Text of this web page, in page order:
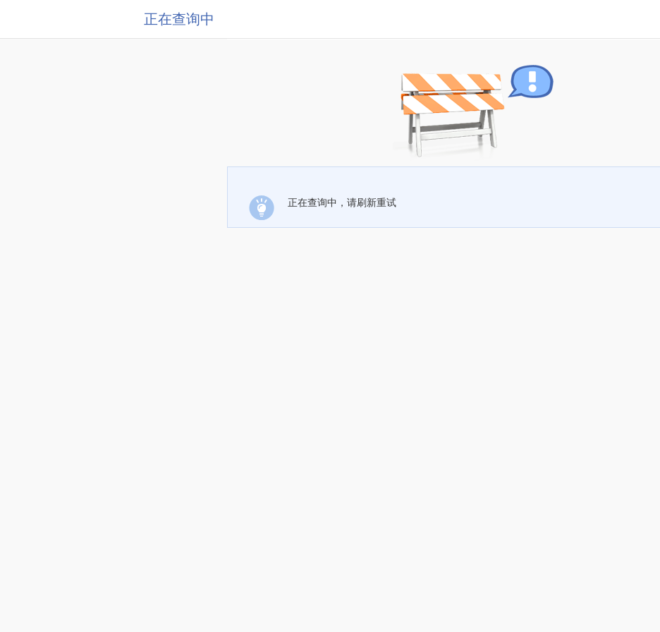
正在查询中
正在查询中，请刷新重试